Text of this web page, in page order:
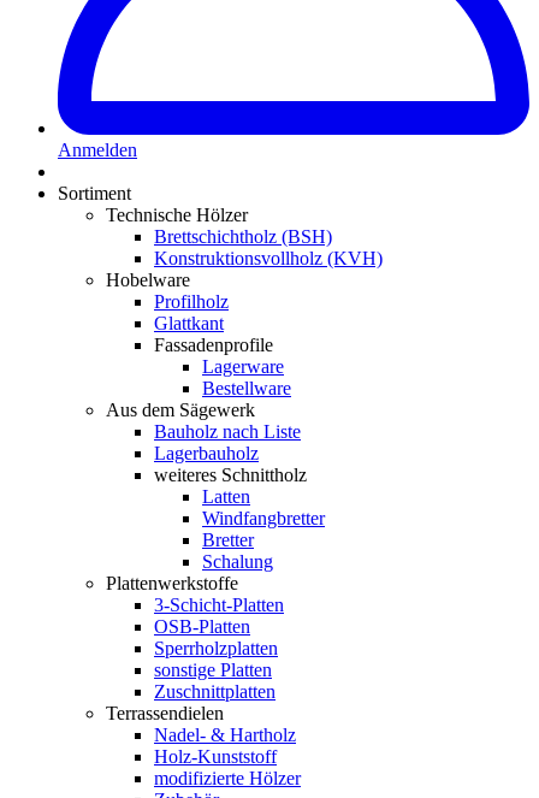
Anmelden
Sortiment
Technische Hölzer
Brettschichtholz (BSH)
Konstruktionsvollholz (KVH)
Hobelware
Profilholz
Glattkant
Fassadenprofile
Lagerware
Bestellware
Aus dem Sägewerk
Bauholz nach Liste
Lagerbauholz
weiteres Schnittholz
Latten
Windfangbretter
Bretter
Schalung
Plattenwerkstoffe
3-Schicht-Platten
OSB-Platten
Sperrholzplatten
sonstige Platten
Zuschnittplatten
Terrassendielen
Nadel- & Hartholz
Holz-Kunststoff
modifizierte Hölzer